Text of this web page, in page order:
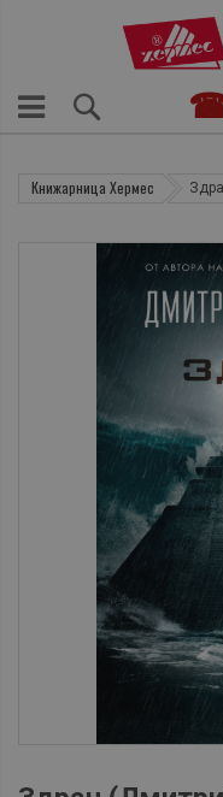
Книжарница Хермес